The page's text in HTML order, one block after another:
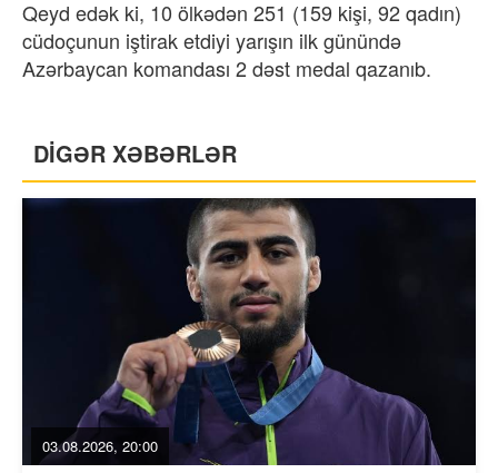
Qeyd edək ki, 10 ölkədən 251 (159 kişi, 92 qadın)
cüdoçunun iştirak etdiyi yarışın ilk günündə
Azərbaycan komandası 2 dəst medal qazanıb.
DİGƏR XƏBƏRLƏR
03.08.2026, 20:00